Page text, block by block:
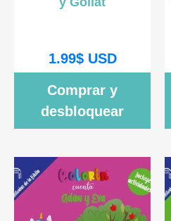
1.99$USD
Comprar y
desbloquear